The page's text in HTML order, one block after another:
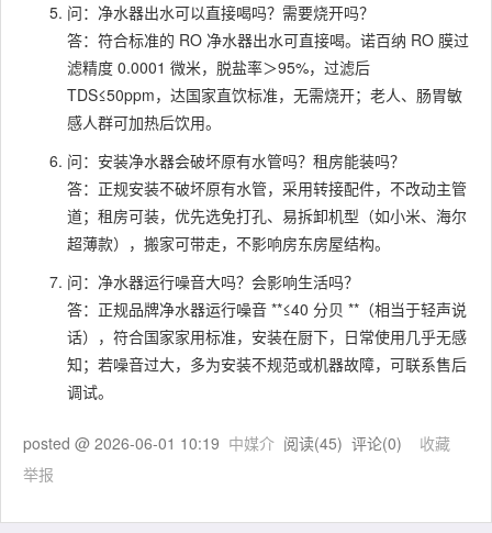
问：净水器出水可以直接喝吗？需要烧开吗？
答：符合标准的 RO 净水器出水可直接喝。诺百纳 RO 膜过
滤精度 0.0001 微米，脱盐率＞95%，过滤后
TDS≤50ppm，达国家直饮标准，无需烧开；老人、肠胃敏
感人群可加热后饮用。
问：安装净水器会破坏原有水管吗？租房能装吗？
答：正规安装不破坏原有水管，采用转接配件，不改动主管
道；租房可装，优先选免打孔、易拆卸机型（如小米、海尔
超薄款），搬家可带走，不影响房东房屋结构。
问：净水器运行噪音大吗？会影响生活吗？
答：正规品牌净水器运行噪音 **≤40 分贝 **（相当于轻声说
话），符合国家家用标准，安装在厨下，日常使用几乎无感
知；若噪音过大，多为安装不规范或机器故障，可联系售后
调试。
posted @ 2026-06-01 10:19 中媒介 阅读(45) 评论(0) 收藏
举报